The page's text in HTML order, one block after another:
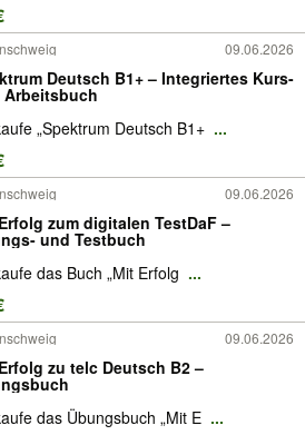
09.06.2026
Deutsch B1+ – Integriertes Kurs-
„Spektrum Deutsch B1+ ...
09.06.2026
zum digitalen TestDaF –
und Testbuch
das Buch „Mit Erfolg ...
09.06.2026
zu telc Deutsch B2 –
das Übungsbuch „Mit E ...